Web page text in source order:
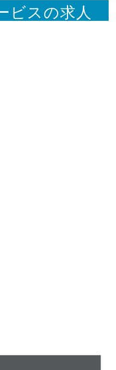
ビスの求人